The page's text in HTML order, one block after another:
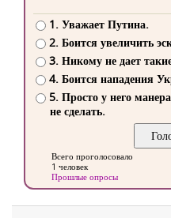
1. Уважает Путина.
2. Боится увеличить
3. Никому не дает
4. Боится нападения
5. Просто у него
не сделать.
Всего проголосовало
1 человек
Прошлые опросы